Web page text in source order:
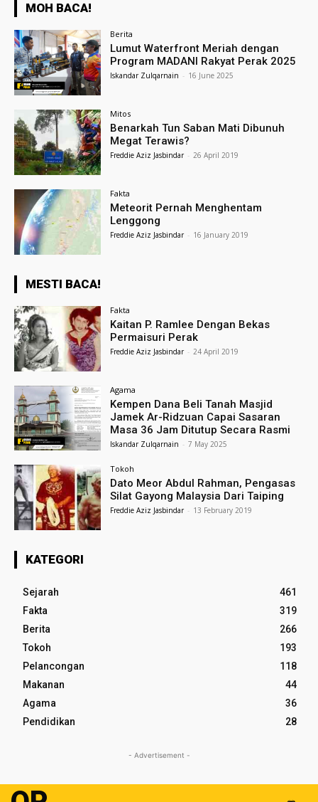
MOH BACA!
Berita
Lumut Waterfront Meriah dengan
Program MADANI Rakyat Perak 2025
Iskandar Zulqarnain - 16 June 2025
Mitos
Benarkah Tun Saban Mati Dibunuh
Megat Terawis?
Freddie Aziz Jasbindar - 26 April 2019
Fakta
Meteorit Pernah Menghentam
Lenggong
Freddie Aziz Jasbindar - 16 January 2019
MESTI BACA!
Fakta
Kaitan P. Ramlee Dengan Bekas
Permaisuri Perak
Freddie Aziz Jasbindar - 24 April 2019
Agama
Kempen Dana Beli Tanah Masjid
Jamek Ar-Ridzuan Capai Sasaran
Masa 36 Jam Ditutup Secara Rasmi
Iskandar Zulqarnain - 7 May 2025
Tokoh
Dato Meor Abdul Rahman, Pengasas
Silat Gayong Malaysia Dari Taiping
Freddie Aziz Jasbindar - 13 February 2019
KATEGORI
Sejarah
461
Fakta
319
Berita
266
Tokoh
193
Pelancongan
118
Makanan
44
Agama
36
Pendidikan
28
- Advertisement -